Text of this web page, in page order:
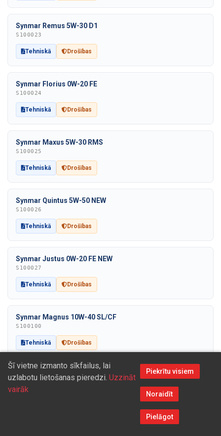
Synmar Remus 5W-30 D1
S100023
Tehniskā Drošības
Synmar Florius 0W-20 FE
S100024
Tehniskā Drošības
Synmar Maxus 5W-30 RMS
S100025
Tehniskā Drošības
Synmar Quintus 5W-50 NEW
S100026
Tehniskā Drošības
Synmar Justus 0W-20 FE NEW
S100027
Tehniskā Drošības
Synmar Magnus 10W-40 SL/CF
S100100
Tehniskā Drošības
Synmar Magnus 15W-40 SL/CF
Šī vietne izmanto sīkfailus, lai
uzlabotu lietošanas pieredzi. Uzzināt
vairāk
Piekrītu visiem
Noraidīt
Pielāgot